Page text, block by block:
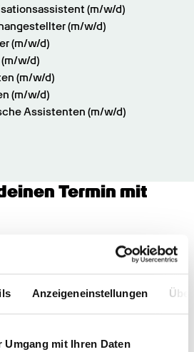
Anzeigeneinstellungen
mit Ihren Daten
(m/w/d)
(m/w/d)
(m/w/d)
w/d)
(m/w/d)
(m/w/d)
Assistenten (m/w/d)
Termin mit